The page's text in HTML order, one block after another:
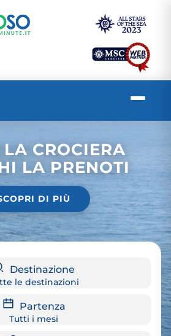
CROCIERA
LA PRENOTI
DI PIÙ
Destinazione
le destinazioni
Partenza
Tutti i mesi